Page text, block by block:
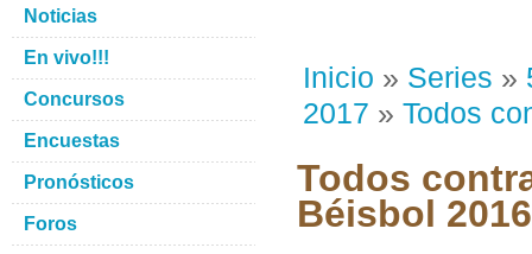
Inicio » Series »
2017 » Todos
Todos
Béisbol
Noticias
En vivo!!!
Concursos
Encuestas
Pronósticos
Foros